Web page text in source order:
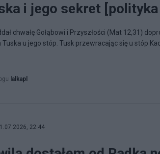
i jego sekret
chwałę Gołąbowi i Przyszłości (Mat 12,31)
Tuska u jego stóp. Tusk przewracając się u stóp
lalkapl
22:44